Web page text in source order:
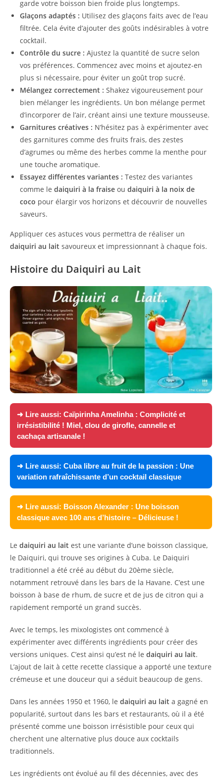
garde votre boisson bien froide plus longtemps.
Glaçons adaptés : Utilisez des glaçons faits avec de l’eau
filtrée. Cela évite d’ajouter des goûts indésirables à votre
cocktail.
Contrôle du sucre : Ajustez la quantité de sucre selon
vos préférences. Commencez avec moins et ajoutez-en
plus si nécessaire, pour éviter un goût trop sucré.
Mélangez correctement : Shakez vigoureusement pour
bien mélanger les ingrédients. Un bon mélange permet
d’incorporer de l’air, créant ainsi une texture mousseuse.
Garnitures créatives : N’hésitez pas à expérimenter avec
des garnitures comme des fruits frais, des zestes
d’agrumes ou même des herbes comme la menthe pour
une touche aromatique.
Essayez différentes variantes : Testez des variantes
comme le daiquiri à la fraise ou daiquiri à la noix de
coco pour élargir vos horizons et découvrir de nouvelles
saveurs.
Appliquer ces astuces vous permettra de réaliser un
daiquiri au lait savoureux et impressionnant à chaque fois.
Histoire du Daiquiri au Lait
➜ Lire aussi: Caïpirinha Amelinha : Complicité et
irrésistibilité ! Miel, clou de girofle, cannelle et
cachaça artisanale !
➜ Lire aussi: Cuba libre au fruit de la passion : Une
variation rafraîchissante d’un cocktail classique
➜ Lire aussi: Boisson Alexander : Une boisson
classique avec 100 ans d’histoire – Délicieuse !
Le daiquiri au lait est une variante d’une boisson classique,
le Daiquiri, qui trouve ses origines à Cuba. Le Daiquiri
traditionnel a été créé au début du 20ème siècle,
notamment retrouvé dans les bars de la Havane. C’est une
boisson à base de rhum, de sucre et de jus de citron qui a
rapidement remporté un grand succès.
Avec le temps, les mixologistes ont commencé à
expérimenter avec différents ingrédients pour créer des
versions uniques. C’est ainsi qu’est né le daiquiri au lait.
L’ajout de lait à cette recette classique a apporté une texture
crémeuse et une douceur qui a séduit beaucoup de gens.
Dans les années 1950 et 1960, le daiquiri au lait a gagné en
popularité, surtout dans les bars et restaurants, où il a été
présenté comme une boisson irrésistible pour ceux qui
cherchent une alternative plus douce aux cocktails
traditionnels.
Les ingrédients ont évolué au fil des décennies, avec des